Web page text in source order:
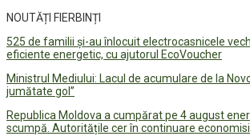
NOUTĂȚI FIERBINȚI
525 de familii și-au înlocuit electrocasnicele
eficiente energetic, cu ajutorul EcoVoucher
Ministrul Mediului: Lacul de acumulare de la
jumătate gol”
Republica Moldova a cumpărat pe 4 august
scumpă. Autoritățile cer în continuare